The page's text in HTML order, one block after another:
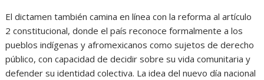
El dictamen también camina en línea con la reforma al artículo
2 constitucional, donde el país reconoce formalmente a los
pueblos indígenas y afromexicanos como sujetos de derecho
público, con capacidad de decidir sobre su vida comunitaria y
defender su identidad colectiva. La idea del nuevo día nacional